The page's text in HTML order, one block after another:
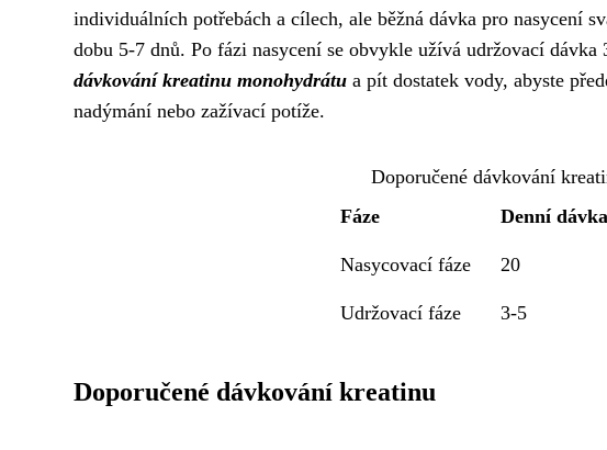
individuálních potřebách a cílech, ale běžná dávka pro nasycení
dobu 5-7 dnů. Po fázi nasycení se obvykle užívá udržovací dávka
dávkování kreatinu monohydrátu a pít dostatek vody, abyste
nadýmání nebo zažívací potíže.
Doporučené dávkování
Fáze
Denní
Nasycovací fáze 20
Udržovací fáze 3-5
Doporučené dávkování kreatinu